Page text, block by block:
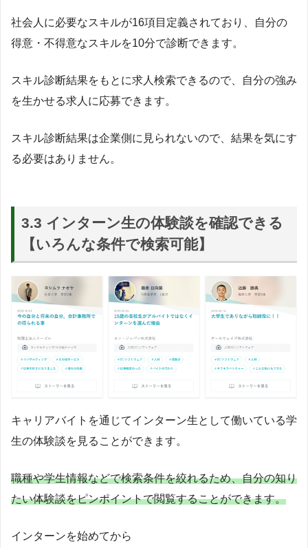
Twitterでの意見
社会人に必要なスキルが16項目定義されており、自分の
得意・不得意なスキルを10分で診断できます。
スキル診断結果をもとに求人検索できるので、自分の強み
を生かせる求人に応募できます。
スキル診断結果は企業側に見られないので、結果を気にす
る必要はありません。
3.3 インターン生の体験談を確認できる
【いろんな条件で検索可能】
キャリアバイトを通じてインターン生として働いている学
生の体験談を見ることができます。
職種や学生情報などで検索条件を絞れるため、自分の知り
たい体験談をピンポイントで閲覧することができます。
インターンを始めてから